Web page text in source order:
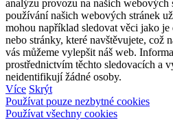
analýzu provozu na našich webových
používání našich webových stránek
mohou například sledovat věci jako
nebo stránky, které navštěvujete, což
vás můžeme vylepšit náš web.
prostřednictvím těchto sledovacích a
neidentifikují žádné osoby.
Více Skrýt
Používat pouze nezbytné cookies
Používat všechny cookies